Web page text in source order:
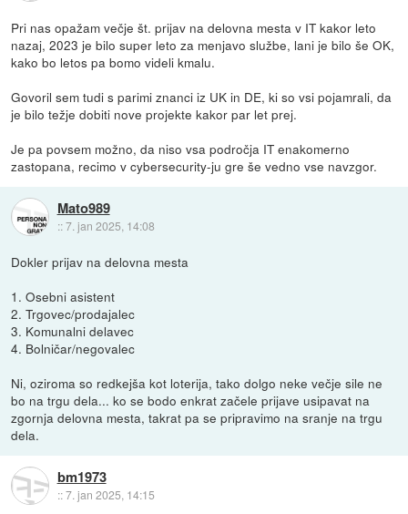
Pri nas opažam večje št. prijav na delovna mesta v IT kakor leto
nazaj, 2023 je bilo super leto za menjavo službe, lani je bilo še OK,
kako bo letos pa bomo videli kmalu.
Govoril sem tudi s parimi znanci iz UK in DE, ki so vsi pojamrali, da
je bilo težje dobiti nove projekte kakor par let prej.
Je pa povsem možno, da niso vsa področja IT enakomerno
zastopana, recimo v cybersecurity-ju gre še vedno vse navzgor.
Mato989
::7. jan 2025, 14:08
Dokler prijav na delovna mesta
1. Osebni asistent
2. Trgovec/prodajalec
3. Komunalni delavec
4. Bolničar/negovalec
Ni, oziroma so redkejša kot loterija, tako dolgo neke večje sile ne
bo na trgu dela... ko se bodo enkrat začele prijave usipavat na
zgornja delovna mesta, takrat pa se pripravimo na sranje na trgu
dela.
bm1973
::7. jan 2025, 14:15